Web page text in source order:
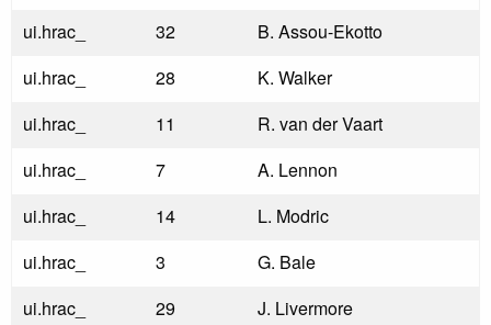
ui.hrac_
32
B. Assou-Ekotto
ui.hrac_
28
K. Walker
ui.hrac_
11
R. van der Vaart
ui.hrac_
7
A. Lennon
ui.hrac_
14
L. Modric
ui.hrac_
3
G. Bale
ui.hrac_
29
J. Livermore